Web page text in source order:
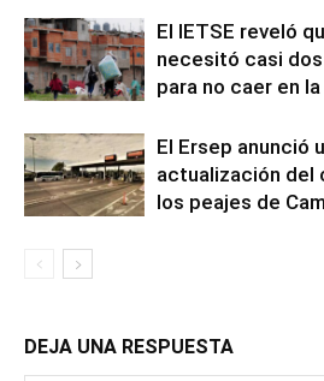
El IETSE reveló
necesitó casi
para no caer en
El Ersep anunció
actualización del
los peajes de
DEJA UNA RESPUESTA